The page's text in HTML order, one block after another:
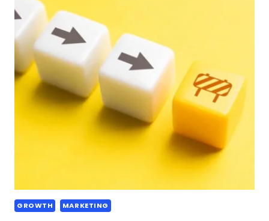
GROWTH MARKETING